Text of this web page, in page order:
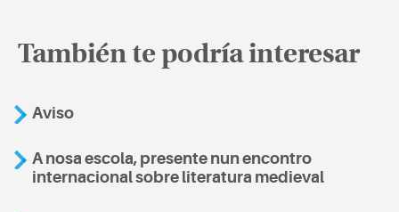
También te podría interesar
Aviso
A nosa escola, presente nun encontro
internacional sobre literatura medieval